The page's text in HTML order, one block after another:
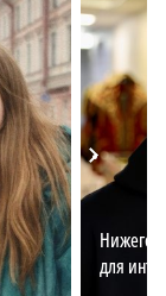
для